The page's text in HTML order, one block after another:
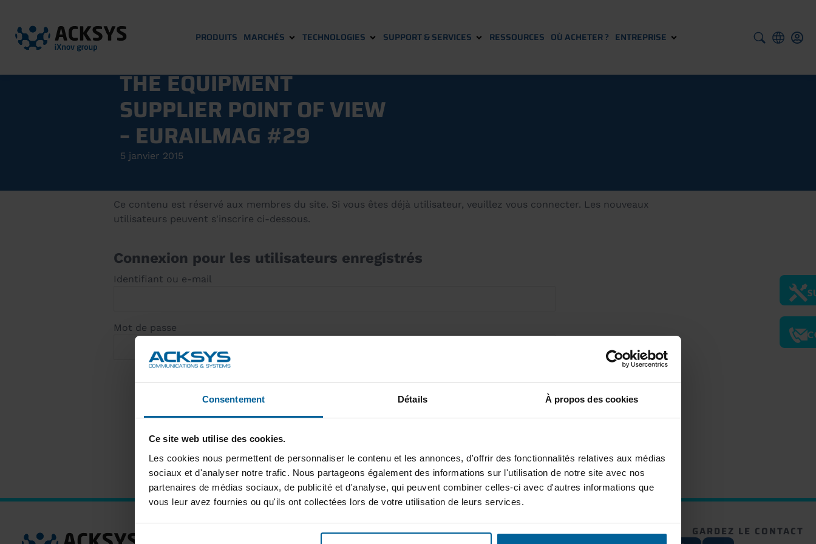
Consentement Détails À propos des cookies
Ce site web utilise des cookies.
Les cookies nous permettent de personnaliser le contenu et les annonces, d'offrir des fonctionnalités relatives aux médias
sociaux et d'analyser notre trafic. Nous partageons également des informations sur l'utilisation de notre site avec nos
partenaires de médias sociaux, de publicité et d'analyse, qui peuvent combiner celles-ci avec d'autres informations que
vous leur avez fournies ou qu'ils ont collectées lors de votre utilisation de leurs services.
PRODUITS MARCHÉS TECHNOLOGIES SUPPORT & SERVICES RESSOURCES OÙ ACHETER ? ENTREPRISE
THE EQUIPMENT
SUPPLIER POINT OF VIEW
– EURAILMAG #29
5 janvier 2015
Ce contenu est réservé aux membres du site. Si vous êtes déjà utilisateur, veuillez vous connecter. Les nouveaux
utilisateurs peuvent s'inscrire ci-dessous.
Connexion pour les utilisateurs enregistrés
Identifiant ou e-mail
Mot de passe
Mot de passe oublié ?Cliquez ici pour réinitialiser
ABONNEZ-VOUS À NOTRE NEWSLETTER
GARDEZ LE CONTACT